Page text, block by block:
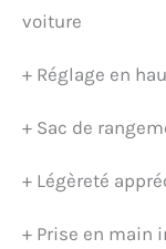
voiture
+ Réglage en
+ Sac de
+ Légèreté
+ Prise en main